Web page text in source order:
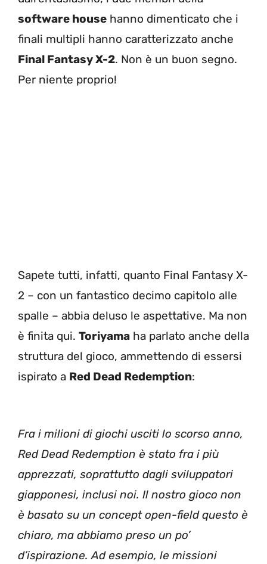
software house hanno dimenticato che i
finali multipli hanno caratterizzato anche
Final Fantasy X-2. Non è un buon segno.
Per niente proprio!
Sapete tutti, infatti, quanto Final Fantasy X-
2 – con un fantastico decimo capitolo alle
spalle – abbia deluso le aspettative. Ma non
è finita qui. Toriyama ha parlato anche della
struttura del gioco, ammettendo di essersi
ispirato a Red Dead Redemption:
Fra i milioni di giochi usciti lo scorso anno,
Red Dead Redemption è stato fra i più
apprezzati, soprattutto dagli sviluppatori
giapponesi, inclusi noi. Il nostro gioco non
è basato su un concept open-field questo è
chiaro, ma abbiamo preso un po’
d’ispirazione. Ad esempio, le missioni